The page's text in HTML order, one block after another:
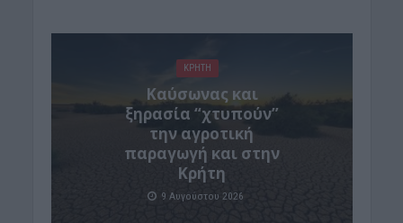
ΚΡΗΤΗ
Καύσωνας και
ξηρασία “χτυπούν”
την αγροτική
παραγωγή και στην
Κρήτη
9 Αυγούστου 2026